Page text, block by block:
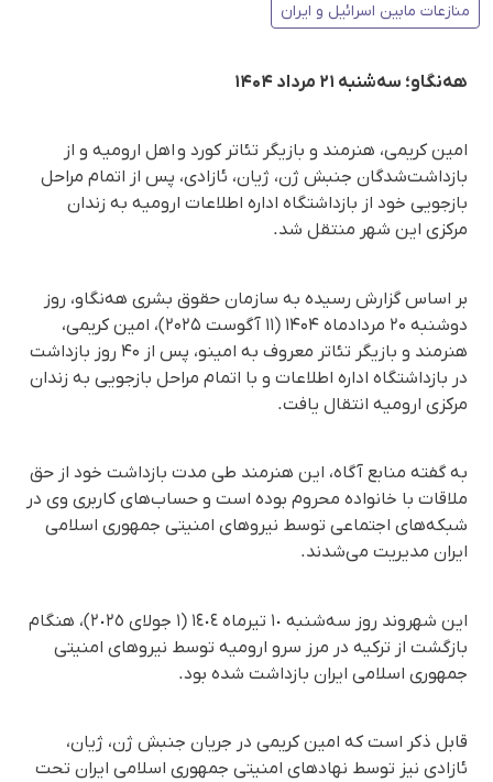
منازعات مابین اسرائیل و ایران
هه‌نگاو؛ سه‌شنبه ۲۱ مرداد ۱۴۰۴
امین کریمی، هنرمند و بازیگر تئاتر کورد و اهل ارومیه و از
بازداشت‌شدگان جنبش ژن، ژیان، ئازادی، پس از اتمام مراحل
بازجویی خود از بازداشتگاه اداره اطلاعات ارومیه به زندان
مرکزی این شهر منتقل شد.
بر اساس گزارش رسیده به سازمان حقوق بشری هه‌نگاو، روز
دوشنبه ۲۰ مردادماه ۱۴۰۴ (۱۱ آگوست ۲۰۲۵)، امین کریمی،
هنرمند و بازیگر تئاتر معروف به امینو، پس از ۴۰ روز بازداشت
در بازداشتگاه اداره اطلاعات و با اتمام مراحل بازجویی به زندان
مرکزی ارومیه انتقال یافت.
به گفته منابع آگاه، این هنرمند طی مدت بازداشت خود از حق
ملاقات با خانواده محروم بوده است و حساب‌های کاربری وی در
شبکه‌های اجتماعی توسط نیروهای امنیتی جمهوری اسلامی
ایران مدیریت می‌شدند.
این شهروند روز سه‌شنبه ١٠ تیرماه ١٤٠٤ (١ جولای ٢٠٢٥)، هنگام
بازگشت از ترکیە در مرز سرو ارومیه توسط نیروهای امنیتی
جمهوری اسلامی ایران بازداشت شدە بود.
قابل ذکر است که امین کریمی در جریان جنبش ژن، ژیان،
ئازادی نیز توسط نهادهای امنیتی جمهوری اسلامی ایران تحت